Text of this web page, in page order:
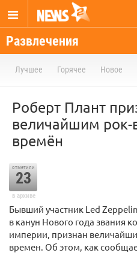
Развлечения
Лучшее Горячее Новое
Роберт Плант
величайшим рок-
времён
отметили
23
в архиве
Бывший участник Led
в канун Нового года звания
империи, признан
времен. Об этом, как